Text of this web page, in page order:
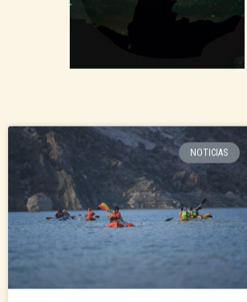
NOTICIAS